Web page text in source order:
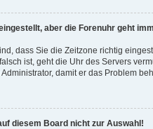
aber die Forenuhr geht
dass Sie die Zeitzone richtig
ist, geht die Uhr des Servers
damit er das Problem
diesem Board nicht zur Auswahl!